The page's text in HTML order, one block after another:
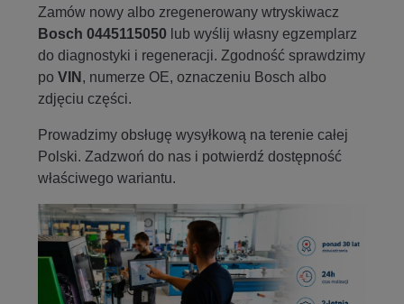
Zamów nowy albo zregenerowany wtryskiwacz
Bosch 0445115050 lub wyślij własny egzemplarz
do diagnostyki i regeneracji. Zgodność sprawdzimy
po VIN , numerze OE, oznaczeniu Bosch albo
zdjęciu części.
Prowadzimy obsługę wysyłkową na terenie całej
Polski. Zadzwoń do nas i potwierdź dostępność
właściwego wariantu.